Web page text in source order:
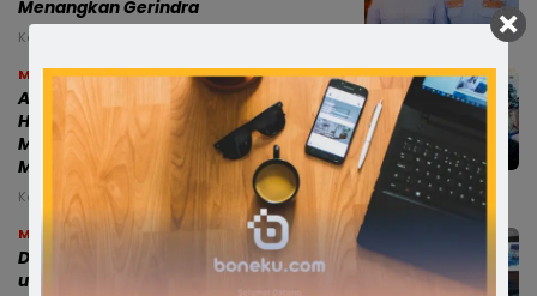
Menangkan Gerindra
Kamis, 6 Agu 2026 - 02:58 WITA
Makassar
Audiens Bersama Menteri Lingkungan
Hidup, Gubernur Sulsel: PSEL
Mamminasata Temui Titik Terang, Siap
Masuk Tahap Lelang Ulang
Kamis, 6 Agu 2026 - 01:53 WITA
Makassar
Dua Ranperda Strategis Disiapkan
untuk Memperkuat Fiskal Daerah dan